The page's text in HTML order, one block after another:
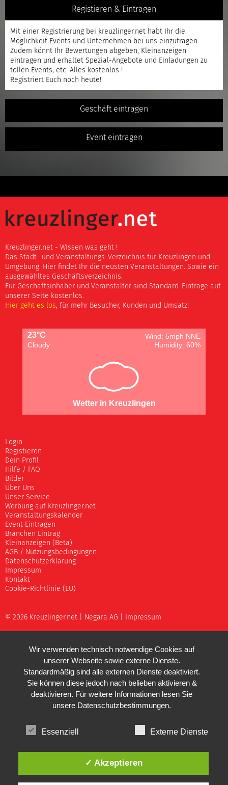
Registieren & Eintragen
Mit einer Registrierung bei kreuzlinger.net habt Ihr die
Möglichkeit Events und Unternehmen bei uns einzutragen.
Zudem könnt Ihr Bewertungen abgeben, Kleinanzeigen
eintragen und erhaltet Spezial-Angebote und Einladungen zu
tollen Events, etc. Alles kostenlos !
Registriert Euch noch heute!
Geschäft eintragen
Event eintragen
Kreuzlinger.net - Wissen was geht !
Das Stadt- und Veranstaltungs-Verzeichnis für Kreuzlingen und
Umgebung. Hier findet Ihr die neusten Veranstaltungen. Sowie ein
ausgewähltes Geschäftsverzeichnis.
Für Geschäftsinhaber und Veranstalter sind Standard-Einträge auf
unserer Seite kostenlos.
Hier geht es los, für mehr Besucher, Kunden und Umsatz!
23°C
Wind: 5mph NNE
Cloudy
Humidity: 60%
Wetter in Kreuzlingen
Login
Registieren
Dein Profil
Hilfe / FAQ
Bilder
Über Uns
Unser Service
Werbung auf Kreuzlinger.net
Veranstaltungskalender
Event Eintragen
Branchen Eintrag
Kleinanzeigen (Beta)
AGB / Nutzungsbedingungen
Datenschutzerklärung
Impressum
Kontakt
Cookie-Richtlinie (EU)
© 2026 Kreuzlinger.net | Negara AG Impressum
Wir verwenden technisch notwendige Cookies auf
unserer Webseite sowie externe Dienste.
Standardmäßig sind alle externen Dienste deaktiviert.
Sie können diese jedoch nach belieben aktivieren &
deaktivieren. Für weitere Informationen lesen Sie
unsere Datenschutzbestimmungen.
Essenziell Externe Dienste
✓ Akzeptieren